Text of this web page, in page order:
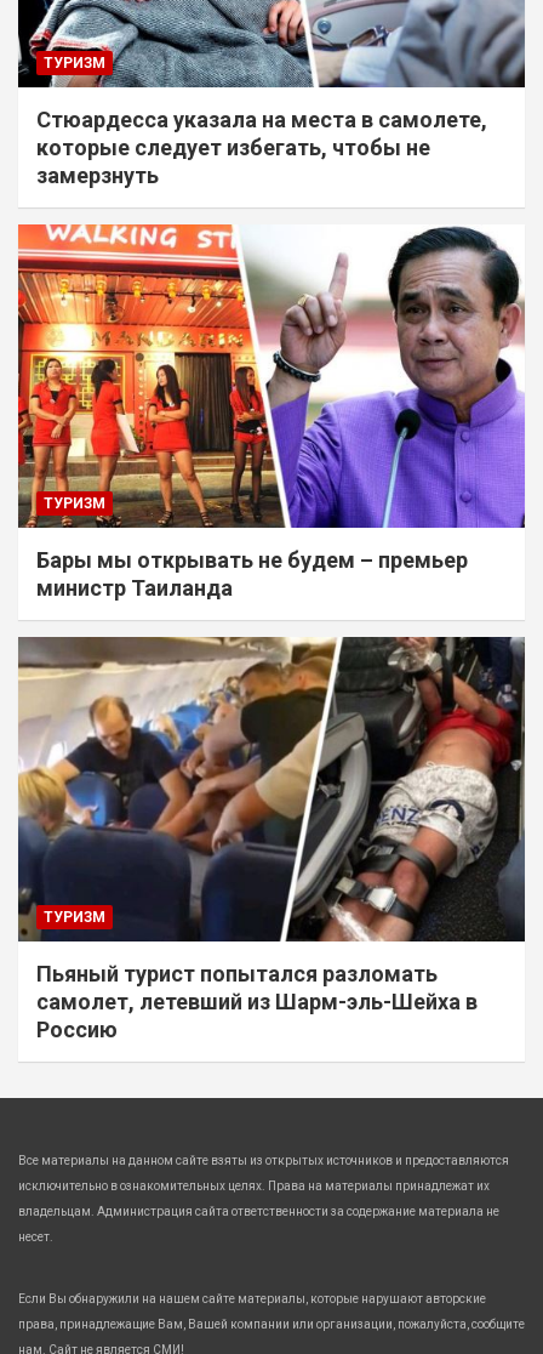
ТУРИЗМ
Стюардесса указала на места в самолете,
которые следует избегать, чтобы не
замерзнуть
ТУРИЗМ
Бары мы открывать не будем – премьер
министр Таиланда
ТУРИЗМ
Пьяный турист попытался разломать
самолет, летевший из Шарм-эль-Шейха в
Россию
Все материалы на данном сайте взяты из открытых источников и предоставляются
исключительно в ознакомительных целях. Права на материалы принадлежат их
владельцам. Администрация сайта ответственности за содержание материала не
несет.
Если Вы обнаружили на нашем сайте материалы, которые нарушают авторские
права, принадлежащие Вам, Вашей компании или организации, пожалуйста, сообщите
нам. Сайт не является СМИ!